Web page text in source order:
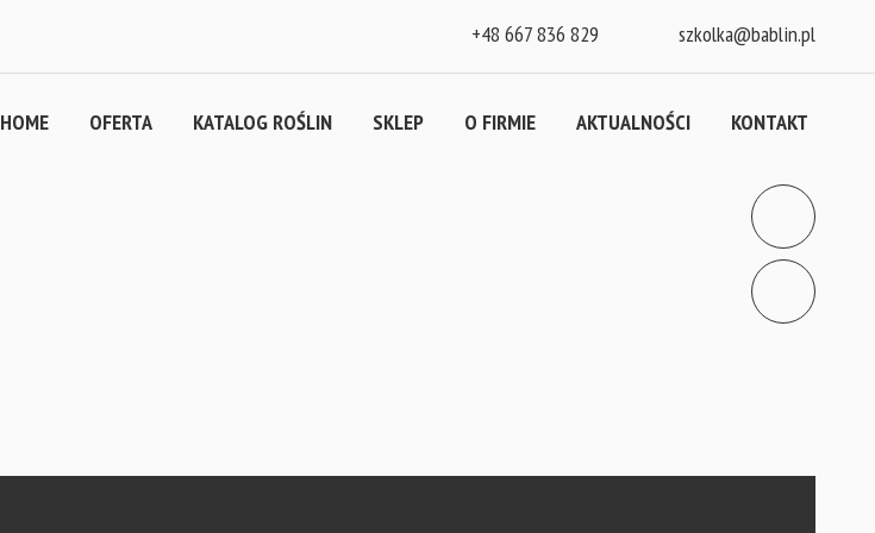
+48 667 836 829 szkolka@bablin.pl
HOME OFERTA KATALOG ROŚLIN SKLEP O FIRMIE AKTUALNOŚCI KONTAKT